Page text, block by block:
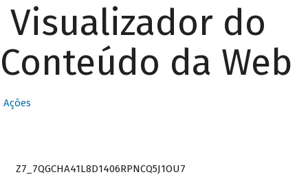
Visualizador do
Conteúdo da Web
Ações
Z7_7QGCHA41L8D1406RPNCQ5J1OU7